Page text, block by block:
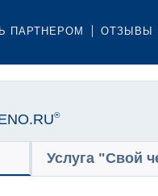
ПАРТНЕРОМ ОТЗЫВЫ
®
Услуга "Свой